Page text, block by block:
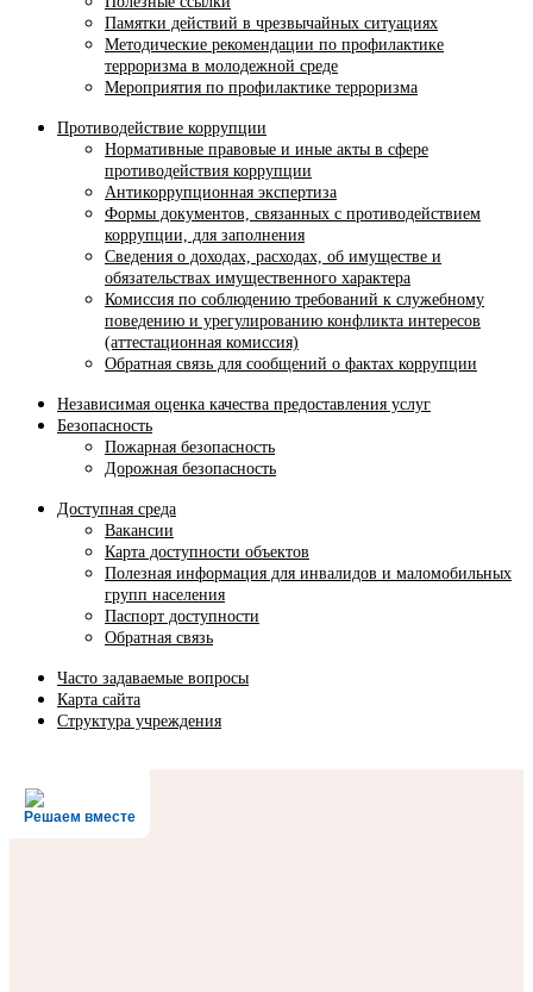
Памятки действий в чрезвычайных ситуациях
Методические рекомендации по профилактике
терроризма в молодежной среде
Мероприятия по профилактике терроризма
Противодействие коррупции
Нормативные правовые и иные акты в сфере
противодействия коррупции
Антикоррупционная экспертиза
Формы документов, связанных с противодействием
коррупции, для заполнения
Сведения о доходах, расходах, об имуществе и
обязательствах имущественного характера
Комиссия по соблюдению требований к служебному
поведению и урегулированию конфликта интересов
(аттестационная комиссия)
Обратная связь для сообщений о фактах коррупции
Независимая оценка качества предоставления услуг
Безопасность
Пожарная безопасность
Дорожная безопасность
Доступная среда
Вакансии
Карта доступности объектов
Полезная информация для инвалидов и маломобильных
групп населения
Паспорт доступности
Обратная связь
Часто задаваемые вопросы
Карта сайта
Структура учреждения
Решаем вместе